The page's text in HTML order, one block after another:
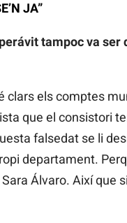
JA”
tampoc va ser
clars els comptes
que el consistori
falsedat se li
departament.
Álvaro. Així que